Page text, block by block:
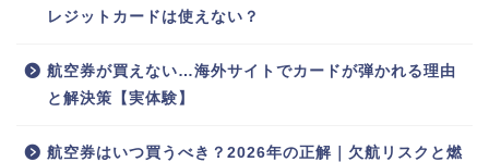
レジットカードは使えない？
航空券が買えない…海外サイトでカードが弾かれる理由
と解決策【実体験】
航空券はいつ買うべき？2026年の正解｜欠航リスクと燃